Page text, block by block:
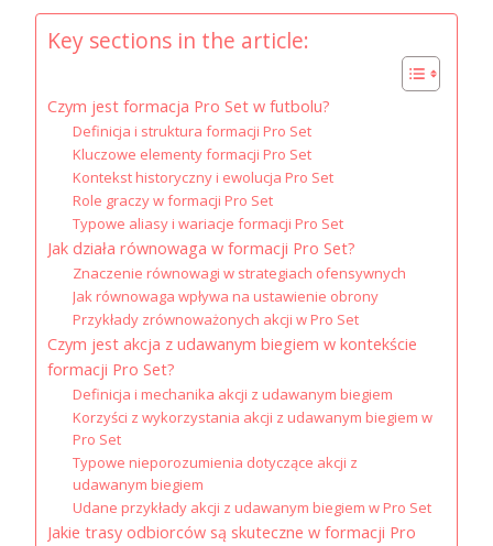
Key sections in the article:
Czym jest formacja Pro Set w futbolu?
Definicja i struktura formacji Pro Set
Kluczowe elementy formacji Pro Set
Kontekst historyczny i ewolucja Pro Set
Role graczy w formacji Pro Set
Typowe aliasy i wariacje formacji Pro Set
Jak działa równowaga w formacji Pro Set?
Znaczenie równowagi w strategiach ofensywnych
Jak równowaga wpływa na ustawienie obrony
Przykłady zrównoważonych akcji w Pro Set
Czym jest akcja z udawanym biegiem w kontekście
formacji Pro Set?
Definicja i mechanika akcji z udawanym biegiem
Korzyści z wykorzystania akcji z udawanym biegiem w
Pro Set
Typowe nieporozumienia dotyczące akcji z
udawanym biegiem
Udane przykłady akcji z udawanym biegiem w Pro Set
Jakie trasy odbiorców są skuteczne w formacji Pro